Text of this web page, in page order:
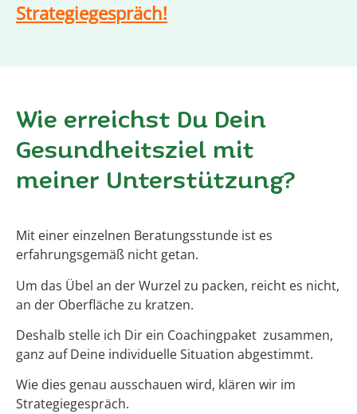
Strategiegespräch!
Wie erreichst Du Dein
Gesundheitsziel mit
meiner Unterstützung?
Mit einer einzelnen Beratungsstunde ist es
erfahrungsgemäß nicht getan.
Um das Übel an der Wurzel zu packen, reicht es nicht,
an der Oberfläche zu kratzen.
Deshalb stelle ich Dir ein Coachingpaket zusammen,
ganz auf Deine individuelle Situation abgestimmt.
Wie dies genau ausschauen wird, klären wir im
Strategiegespräch.